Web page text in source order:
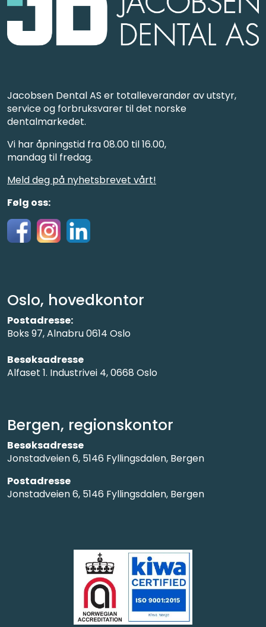
Jacobsen Dental AS er totalleverandør av utstyr,
service og forbruksvarer til det norske
dentalmarkedet.
Vi har åpningstid fra 08.00 til 16.00,
mandag til fredag.
Meld deg på nyhetsbrevet vårt!
Følg oss:
Bergen, regionskontor
Besøksadresse
Jonstadveien 6, 5146 Fyllingsdalen, Bergen
Postadresse
Jonstadveien 6, 5146 Fyllingsdalen, Bergen
Oslo, hovedkontor
Postadresse:
Boks 97, Alnabru 0614 Oslo
Besøksadresse
Alfaset 1. Industrivei 4, 0668 Oslo